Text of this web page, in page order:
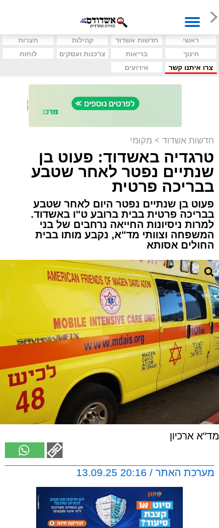
ראשי חדשות אשדוד קהילות
חצרות
חינוך
בריאות צרכנות ועסקים
לוחות
צרו איתנו קשר
אירועים
חדשות אשדוד > מקומי
טרגדיה באשדוד: פעוט בן
שנתיים נפטר לאחר שטבע
בבריכה פרטית
פעוט בן שנתיים נפטר היום לאחר שטבע
בבריכה פרטית בבית ברובע ט"ו באשדוד.
למרות ניסיונות החייאה נרחבים של בני
המשפחה וצוותי מד"א, נקבע מותו בבית
החולים אסותא
מד"א ארכיון
מערכת האתר / 20:16 13.09.25